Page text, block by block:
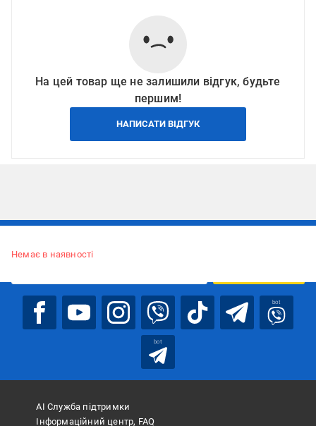
На цей товар ще не залишили відгук, будьте
першим!
НАПИСАТИ ВІДГУК
Немає в наявності
bot
bot
АІ Служба підтримки
Інформаційний центр, FAQ